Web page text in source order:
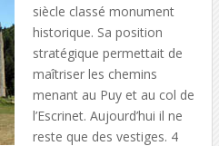
siècle classé monument
historique. Sa position
stratégique permettait de
maîtriser les chemins
menant au Puy et au col de
l’Escrinet. Aujourd’hui il ne
reste que des vestiges. 4